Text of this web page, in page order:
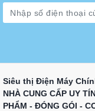
Siêu thị Điện Máy
NHÀ CUNG CẤP UY
PHẨM - ĐÓNG GÓI -